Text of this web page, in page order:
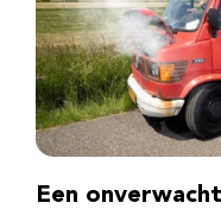
Een